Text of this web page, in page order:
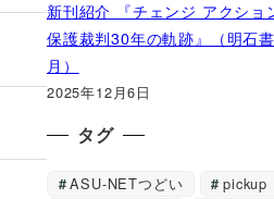
新刊紹介 『チェンジ アクショ
保護裁判30年の軌跡』（明石
月）
2025年12月6日
タグ
ASU-NETつどい pickup